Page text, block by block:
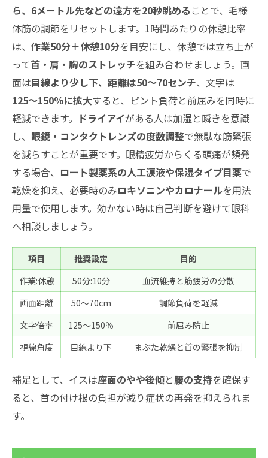
ら、6メートル先などの遠方を20秒眺める ことで、毛様
体筋の調節をリセットします。1時間あたりの休憩比率
は、 作業50分＋休憩10分を目安にし、休憩では立ち上が
って首・肩・胸のストレッチを組み合わせましょう。画
面は目線より少し下、距離は50〜70センチ、文字は
125〜150％に拡大すると、ピント負荷と前屈みを同時に
軽減できます。 ドライアイがある人は加湿と瞬きを意識
し、 眼鏡・コンタクトレンズの度数調整で無駄な筋緊張
を減らすことが重要です。眼精疲労からくる頭痛が頻発
する場合、 ロート製薬系の人工涙液や保湿タイプ目薬で
乾燥を抑え、必要時のみロキソニンやカロナールを用法
用量で使用します。効かない時は自己判断を避けて眼科
へ相談しましょう。
項目 推奨設定
目的
作業:休憩
50分:10分
血流維持と筋疲労の分散
画面距離
50〜70cm
調節負荷を軽減
文字倍率
125〜150％
前屈み防止
視線角度
目線より下 まぶた乾燥と首の緊張を抑制
補足として、イスは座面のやや後傾と腰の支持を確保す
ると、首の付け根の負担が減り症状の再発を抑えられま
す。